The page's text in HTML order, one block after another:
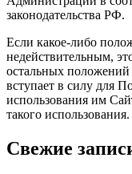
законодательства РФ.
Если какое-либо
недействительным,
остальных
вступает в силу для
использования им
такого использования.
Свежие